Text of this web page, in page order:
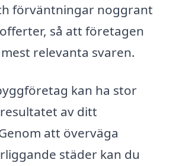
förväntningar noggrant
så att företagen
relevanta svaren.
kan ha stor
av ditt
att överväga
städer kan du